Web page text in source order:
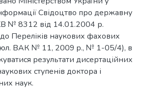
Свідоцтво про державну
№ 8312 від 14.01.2004 р.
Переліків наукових фахових
ВАК № 11, 2009 p., № 1-05/4), в
результати дисертаційних
ступенів доктора і
наук.